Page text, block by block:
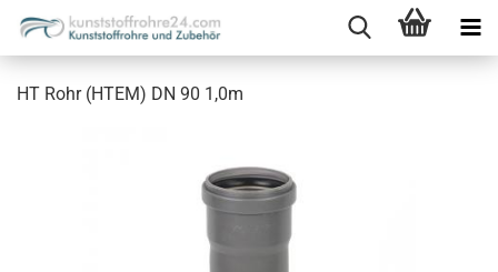
HT Rohr (HTEM) DN 90 1,0m